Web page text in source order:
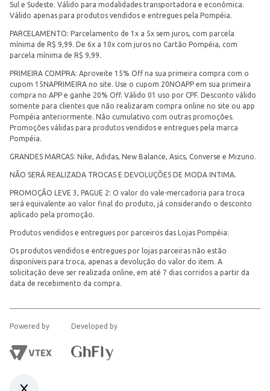
Sul e Sudeste. Válido para modalidades transportadora e econômica.
Válido apenas para produtos vendidos e entregues pela Pompéia.
PARCELAMENTO: Parcelamento de 1x a 5x sem juros, com parcela
mínima de R$ 9,99. De 6x a 10x com juros no Cartão Pompéia, com
parcela mínima de R$ 9,99.
PRIMEIRA COMPRA: Aproveite 15% Off na sua primeira compra com o
cupom 15NAPRIMEIRA no site. Use o cupom 20NOAPP em sua primeira
compra no APP e ganhe 20% Off. Válido 01 uso por CPF. Desconto válido
somente para clientes que não realizaram compra online no site ou app
Pompéia anteriormente. Não cumulativo com outras promoções.
Promoções válidas para produtos vendidos e entregues pela marca
Pompéia.
GRANDES MARCAS: Nike, Adidas, New Balance, Asics, Converse e Mizuno.
NÃO SERÁ REALIZADA TROCAS E DEVOLUÇÕES DE MODA INTIMA.
PROMOÇÃO LEVE 3, PAGUE 2: O valor do vale-mercadoria para troca
será equivalente ao valor final do produto, já considerando o desconto
aplicado pela promoção.
Produtos vendidos e entregues por parceiros das Lojas Pompéia:
Os produtos vendidos e entregues por lojas parceiras não estão
disponíveis para troca, apenas a devolução do valor do item. A
solicitação deve ser realizada online, em até 7 dias corridos a partir da
data de recebimento da compra.
Powered by Developed by